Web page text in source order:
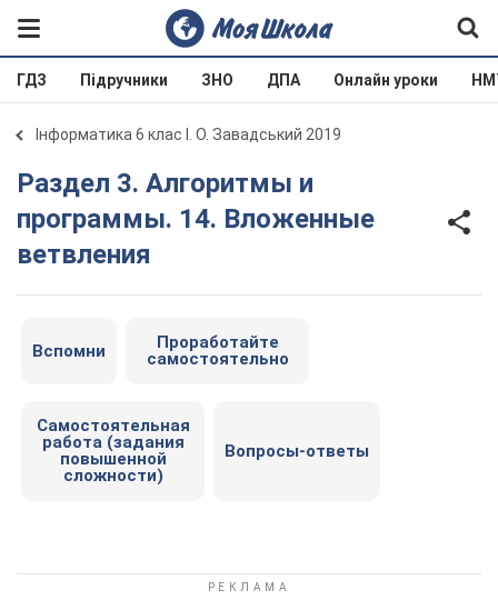
ГДЗ Підручники ЗНО ДПА Онлайн уроки
Інформатика 6 клас І. О. Завадський 2019
Раздел 3. Алгоритмы и
программы. 14. Вложенные
ветвления
Вспомни
Проработайте
самостоятельно
Самостоятельная
работа (задания
повышенной
сложности)
Вопросы-ответы